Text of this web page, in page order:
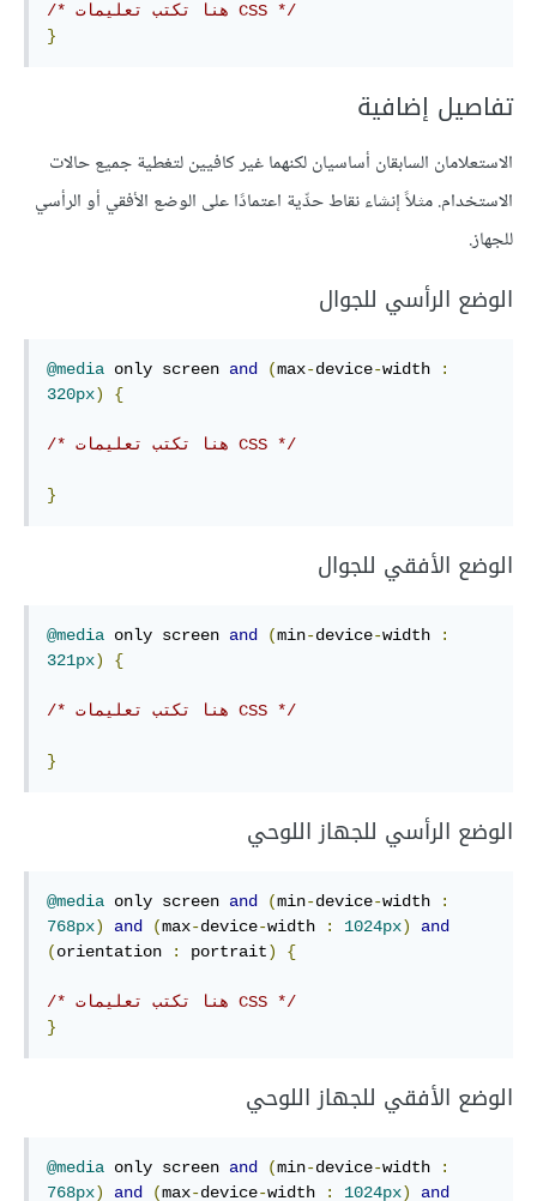
/* هنا تكتب تعليمات CSS */
}
تفاصيل إضافية
الاستعلامان السابقان أساسيان لكنهما غير كافيين لتغطية جميع حالات
الاستخدام. مثلاً إنشاء نقاط حدِّية اعتمادًا على الوضع الأفقي أو الرأسي
للجهاز.
الوضع الرأسي للجوال
@media only screen and (max-device-width
:
320px) {
/* هنا تكتب تعليمات CSS */
}
الوضع الأفقي للجوال
@media only screen and (min-device-width
:
321px) {
/* هنا تكتب تعليمات CSS */
}
الوضع الرأسي للجهاز اللوحي
@media only screen and (min-device-width
:
768px) and (max-device-width : 1024px)
and
(orientation : portrait) {
/* هنا تكتب تعليمات CSS */
}
الوضع الأفقي للجهاز اللوحي
@media only screen and (min-device-width
:
768px) and (max-device-width : 1024px)
and